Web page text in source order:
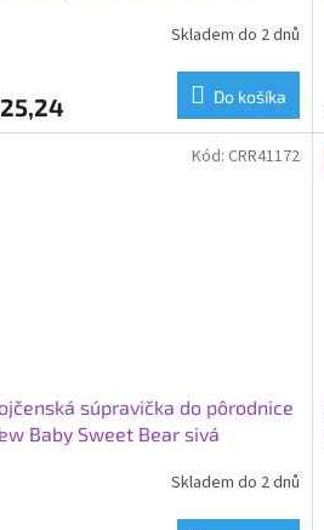
Skladem do 2 dnů
Do košíka
súpravička do pôrodnice
Baby Sweet Bear sivá
Skladem do 2 dnů
Kód: CRR41172